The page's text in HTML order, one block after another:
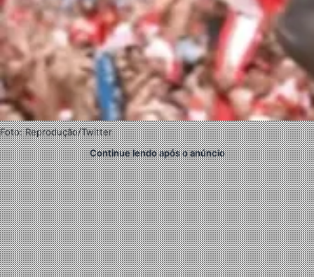
Foto: Reprodução/Twitter
Continue lendo após o anúncio